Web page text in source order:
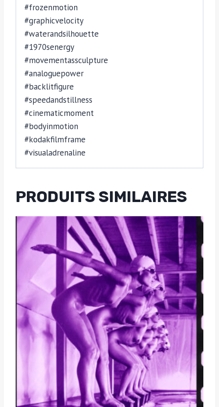
#frozenmotion
#graphicvelocity
#waterandsilhouette
#1970senergy
#movementassculpture
#analoguepower
#backlitfigure
#speedandstillness
#cinematicmoment
#bodyinmotion
#kodakfilmframe
#visualadrenaline
PRODUITS SIMILAIRES